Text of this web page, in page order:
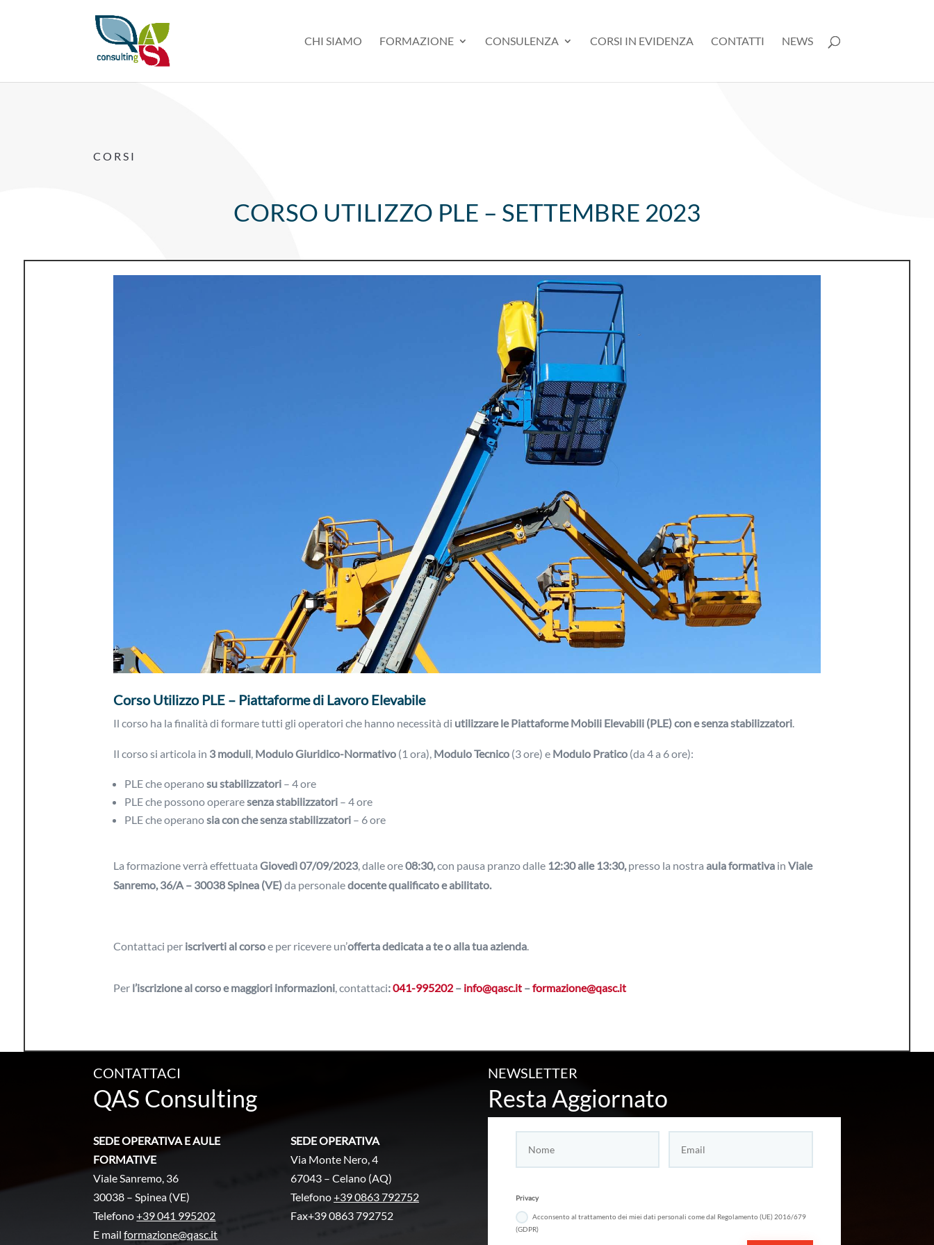
CHI SIAMO FORMAZIONE CONSULENZA CORSI IN EVIDENZA CONTATTI NEWS
CORSI
CORSO UTILIZZO PLE – SETTEMBRE 2023
Corso Utilizzo PLE – Piattaforme di Lavoro Elevabile
Il corso ha la finalità di formare tutti gli operatori che hanno necessità di utilizzare le Piattaforme Mobili Elevabili (PLE) con e senza stabilizzatori.
Il corso si articola in 3 moduli, Modulo Giuridico-Normativo(1 ora), Modulo Tecnico(3 ore) e Modulo Pratico(da 4 a 6 ore):
PLE che operanosu stabilizzatori– 4 ore
PLE che possono operaresenza stabilizzatori– 4 ore
PLE che operanosia con che senza stabilizzatori– 6 ore
La formazione verrà effettuata Giovedì 07/09/2023, dalle ore08:30,con pausa pranzo dalle12:30 alle 13:30,presso la nostra aula formativain Viale
Sanremo, 36/A – 30038 Spinea (VE)da personaledocente qualificato e abilitato.
Contattaci per iscriverti al corsoe per ricevere un’offerta dedicata a te o alla tua azienda.
Perl’iscrizione al corso emaggiori informazioni, contattaci:041-995202– info@qasc.it–formazione@qasc.it
CONTATTACI
QAS Consulting
SEDE OPERATIVA E AULE
FORMATIVE
Viale Sanremo, 36
30038 – Spinea (VE)
Telefono+39 041 995202
E mailformazione@qasc.it
SEDE OPERATIVA
Via Monte Nero, 4
67043 – Celano (AQ)
Telefono+39 0863 792752
Fax+39 0863 792752
NEWSLETTER
Resta Aggiornato
Privacy
Acconsento al trattamento dei miei dati personali come dal Regolamento (UE) 2016/679
(GDPR)